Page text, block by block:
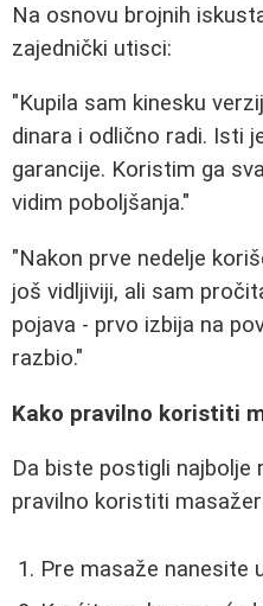
Na osnovu brojnih
zajednički utisci:
"Kupila sam kinesku
dinara i odlično radi. Isti
garancije. Koristim ga
vidim poboljšanja."
"Nakon prve nedelje
još vidljiviji, ali sam
pojava - prvo izbija na
razbio."
Kako pravilno koristiti
Da biste postigli najbolje
pravilno koristiti
Pre masaže nanesite